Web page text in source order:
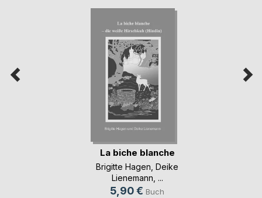
La biche blanche
Brigitte Hagen, Deike
Lienemann, ...
5,90 € Buch